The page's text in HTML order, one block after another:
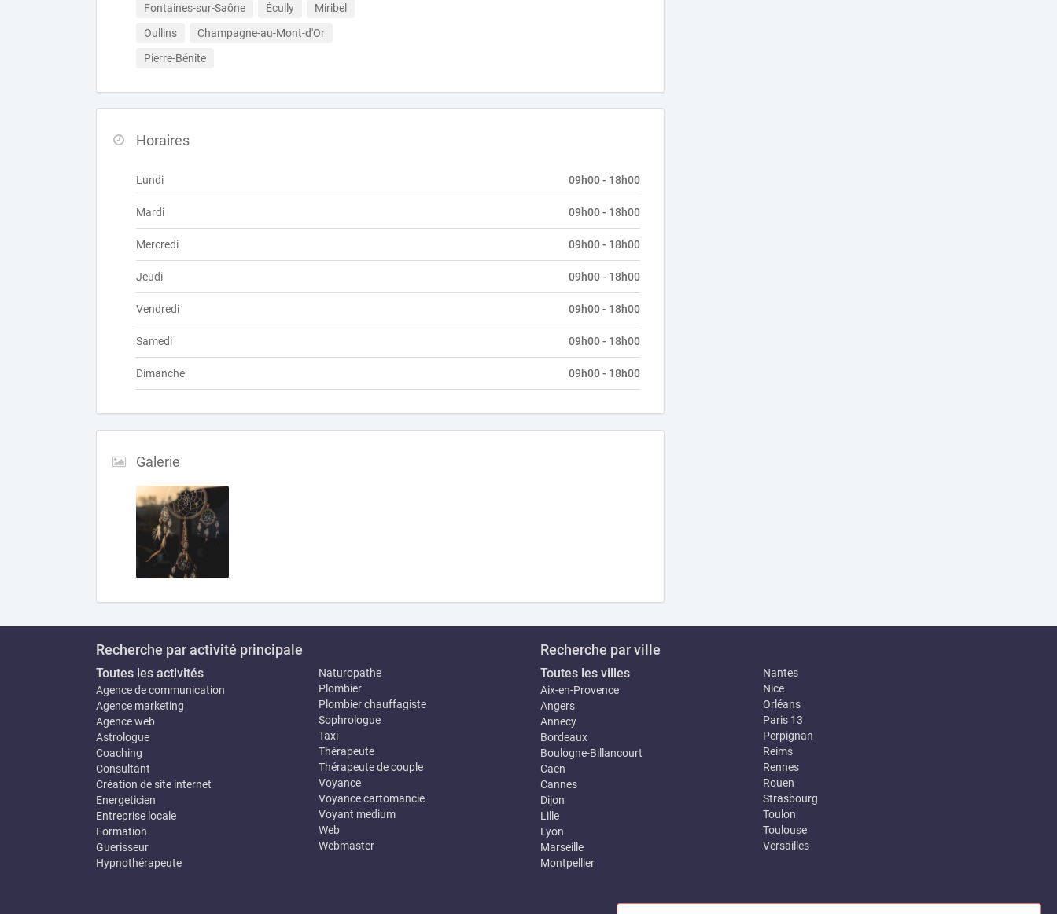
Fontaines-sur-Saône
Écully
Miribel
Oullins
Champagne-au-Mont-d'Or
Pierre-Bénite
Horaires
Lundi 09h00 - 18h00
Mardi 09h00 - 18h00
Mercredi 09h00 - 18h00
Jeudi 09h00 - 18h00
Vendredi 09h00 - 18h00
Samedi 09h00 - 18h00
Dimanche 09h00 - 18h00
Galerie
Recherche par activité principale
Toutes les activités
Agence de communication
Agence marketing
Agence web
Astrologue
Coaching
Consultant
Création de site internet
Energeticien
Entreprise locale
Formation
Guerisseur
Hypnothérapeute
Naturopathe
Plombier
Plombier chauffagiste
Sophrologue
Taxi
Thérapeute
Thérapeute de couple
Voyance
Voyance cartomancie
Voyant medium
Web
Webmaster
Recherche par ville
Toutes les villes
Aix-en-Provence
Angers
Annecy
Bordeaux
Boulogne-Billancourt
Caen
Cannes
Dijon
Lille
Lyon
Marseille
Montpellier
Nantes
Nice
Orléans
Paris 13
Perpignan
Reims
Rennes
Rouen
Strasbourg
Toulon
Toulouse
Versailles